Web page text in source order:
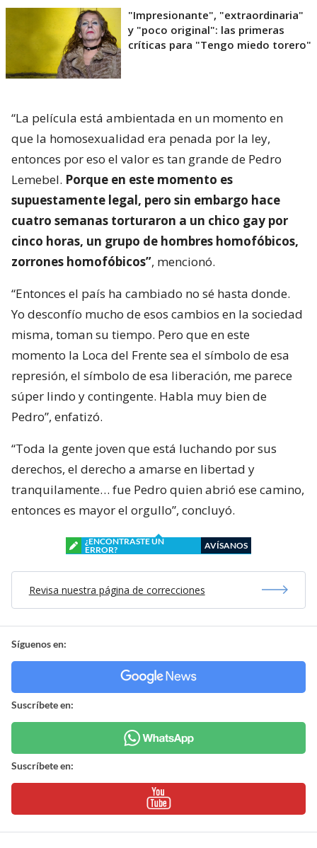
"Impresionante", "extraordinaria"
y "poco original": las primeras
críticas para "Tengo miedo torero"
“La película está ambientada en un momento en
que la homosexualidad era penada por la ley,
entonces por eso el valor es tan grande de Pedro
Lemebel. Porque en este momento es
supuestamente legal, pero sin embargo hace
cuatro semanas torturaron a un chico gay por
cinco horas, un grupo de hombres homofóbicos,
zorrones homofóbicos”, mencionó.
“Entonces el país ha cambiado no sé hasta donde.
Yo desconfío mucho de esos cambios en la sociedad
misma, toman su tiempo. Pero que en este
momento la Loca del Frente sea el símbolo de esa
represión, el símbolo de esa liberación, me parece
súper lindo y contingente. Habla muy bien de
Pedro”, enfatizó.
“Toda la gente joven que está luchando por sus
derechos, el derecho a amarse en libertad y
tranquilamente… fue Pedro quien abrió ese camino,
entonces es mayor el orgullo”, concluyó.
¿ENCONTRASTE UN
ERROR?
AVÍSANOS
Revisa nuestra página de correcciones
Síguenos en:
Suscríbete en:
Suscríbete en: